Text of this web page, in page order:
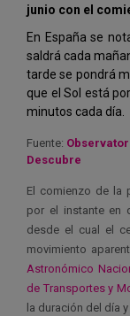
junio con el
En España se
saldrá cada
tarde se pondrá
que el Sol está
minutos cada día.
Fuente:
Descubre
El comienzo de la
por el instante en
desde el cual
el
movimiento
Astronómico
de Transportes y
la duración del día